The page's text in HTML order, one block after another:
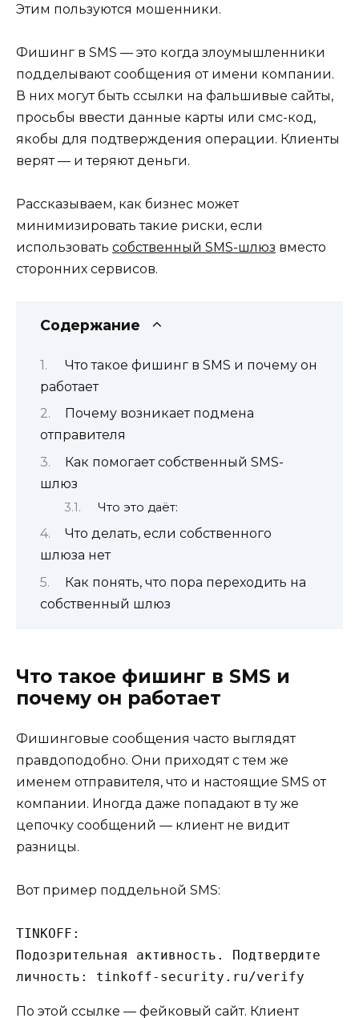
Этим пользуются мошенники.
Фишинг в SMS — это когда злоумышленники
подделывают сообщения от имени компании.
В них могут быть ссылки на фальшивые сайты,
просьбы ввести данные карты или смс-код,
якобы для подтверждения операции. Клиенты
верят — и теряют деньги.
Рассказываем, как бизнес может
минимизировать такие риски, если
использовать собственный SMS-шлюз вместо
сторонних сервисов.
Содержание
Что такое фишинг в SMS и почему он
работает
Почему возникает подмена
отправителя
Как помогает собственный SMS-
шлюз
Что это даёт:
Что делать, если собственного
шлюза нет
Как понять, что пора переходить на
собственный шлюз
Что такое фишинг в SMS и
почему он работает
Фишинговые сообщения часто выглядят
правдоподобно. Они приходят с тем же
именем отправителя, что и настоящие SMS от
компании. Иногда даже попадают в ту же
цепочку сообщений — клиент не видит
разницы.
Вот пример поддельной SMS:
TINKOFF:
Подозрительная активность. Подтвердите
личность: tinkoff-security.ru/verify
По этой ссылке — фейковый сайт. Клиент